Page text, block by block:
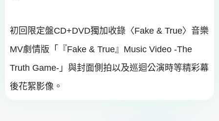
初回限定盤CD+DVD獨加收錄〈Fake & True〉音樂
MV劇情版「『Fake & True』Music Video -The
Truth Game-」與封面側拍以及巡迴公演時等精彩幕
後花絮影像。